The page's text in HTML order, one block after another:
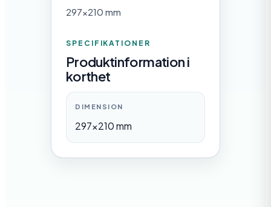
d
297×210 mm
SPECIFIKATIONER
Produktinformation i
korthet
DIMENSION
297×210 mm